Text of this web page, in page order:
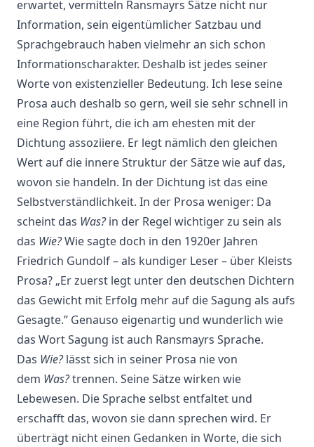
erwartet, vermitteln Ransmayrs Sätze nicht nur
Information, sein eigentümlicher Satzbau und
Sprachgebrauch haben vielmehr an sich schon
Informationscharakter. Deshalb ist jedes seiner
Worte von existenzieller Bedeutung. Ich lese seine
Prosa auch deshalb so gern, weil sie sehr schnell in
eine Region führt, die ich am ehesten mit der
Dichtung assoziiere. Er legt nämlich den gleichen
Wert auf die innere Struktur der Sätze wie auf das,
wovon sie handeln. In der Dichtung ist das eine
Selbstverständlichkeit. In der Prosa weniger: Da
scheint das Was?in der Regel wichtiger zu sein als
das Wie?Wie sagte doch in den 1920er Jahren
Friedrich Gundolf – als kundiger Leser – über Kleists
Prosa? „Er zuerst legt unter den deutschen Dichtern
das Gewicht mit Erfolg mehr auf die Sagung als aufs
Gesagte.” Genauso eigenartig und wunderlich wie
das Wort Sagung ist auch Ransmayrs Sprache.
Das Wie?lässt sich in seiner Prosa nie von
dem Was?trennen. Seine Sätze wirken wie
Lebewesen. Die Sprache selbst entfaltet und
erschafft das, wovon sie dann sprechen wird. Er
überträgt nicht einen Gedanken in Worte, die sich